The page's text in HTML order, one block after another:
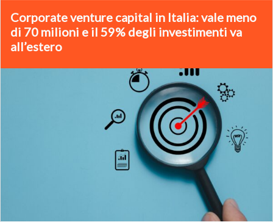
Corporate venture capital in Italia: vale meno
di 70 milioni e il 59% degli investimenti va
all’estero